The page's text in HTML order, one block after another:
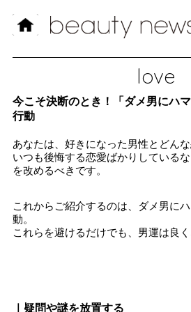
love
今こそ決断のとき！「ダメ男にハ
行動
あなたは、好きになった男性とどん
いつも後悔する恋愛ばかりしている
を改めるべきです。
これからご紹介するのは、ダメ男に
動。
これらを避けるだけでも、男運は良く
｜疑問や謎を放置する